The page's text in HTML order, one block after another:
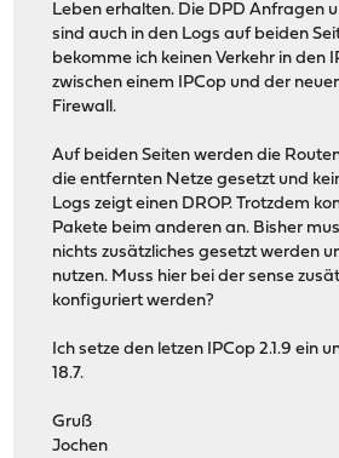
Leben erhalten. Die DPD Anfragen
sind auch in den Logs auf beiden
bekomme ich keinen Verkehr in den
zwischen einem IPCop und der
Firewall.
Auf beiden Seiten werden die
die entfernten Netze gesetzt und
Logs zeigt einen DROP. Trotzdem
Pakete beim anderen an. Bisher
nichts zusätzliches gesetzt werden
nutzen. Muss hier bei der sense
konfiguriert werden?
Ich setze den letzen IPCop 2.1.9 ein
18.7.
Gruß
Jochen